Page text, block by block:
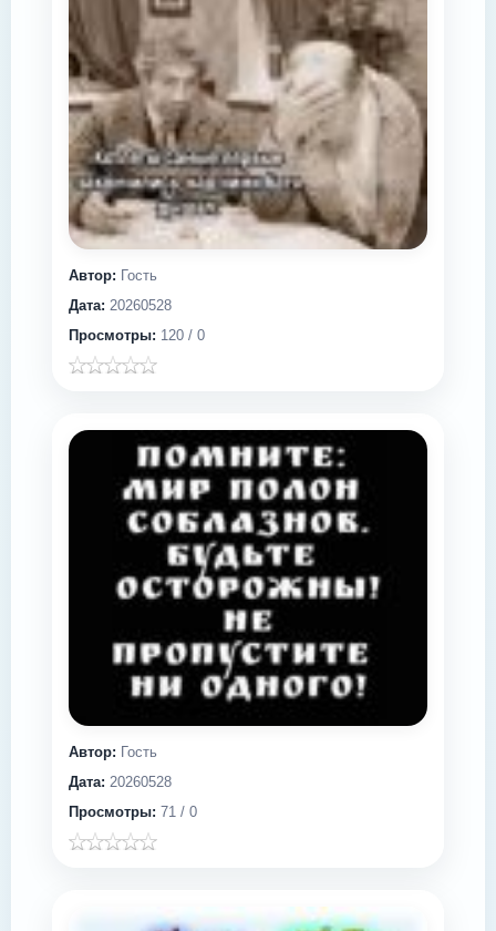
Автор: Гость
Дата: 20260528
Просмотры: 120 / 0
Автор: Гость
Дата: 20260528
Просмотры: 71 / 0